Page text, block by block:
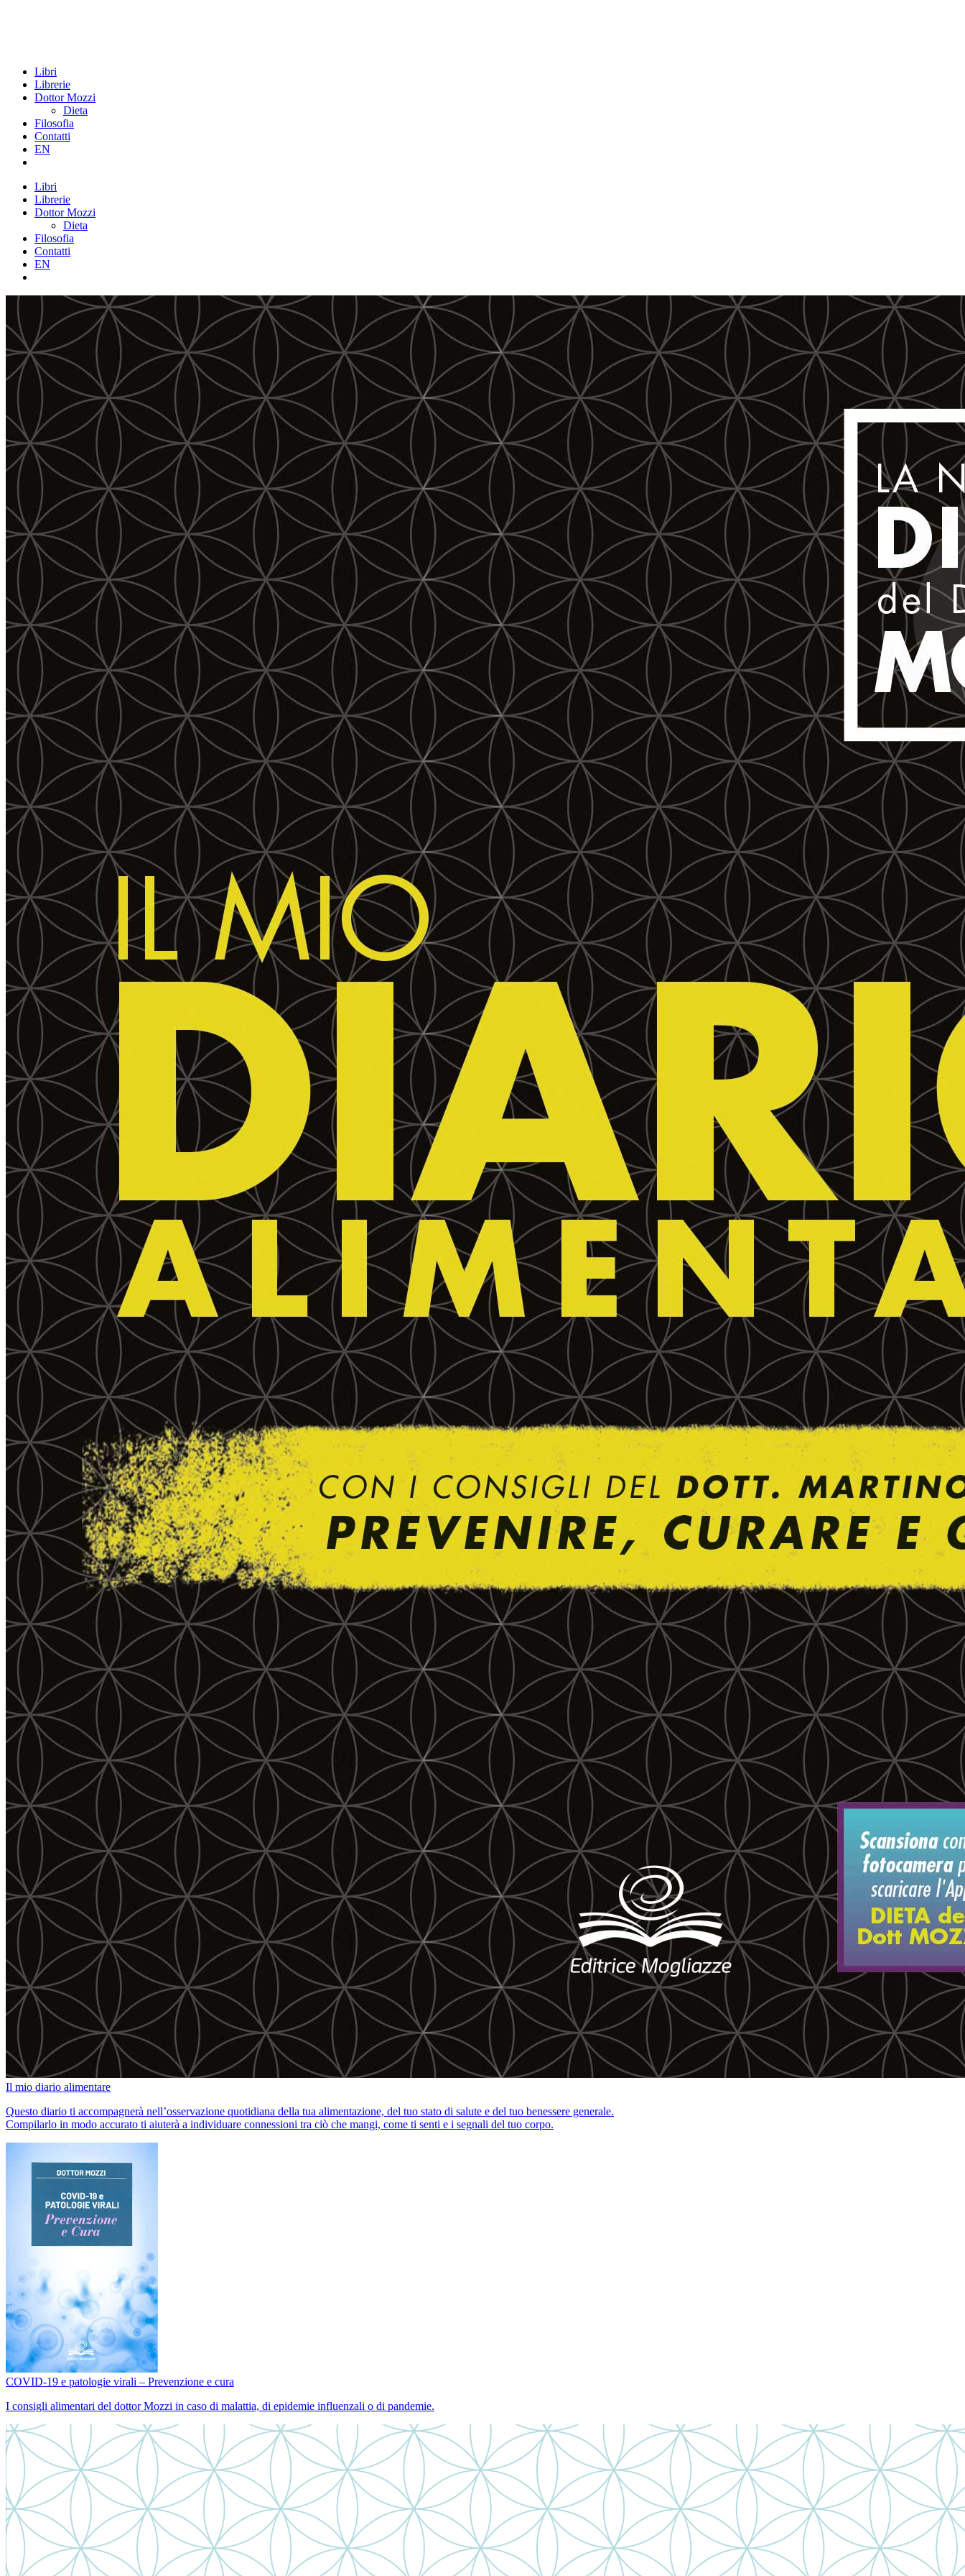
Libri
Librerie
Dottor Mozzi
Dieta
Filosofia
Contatti
EN
Libri
Librerie
Dottor Mozzi
Dieta
Filosofia
Contatti
EN
Il mio diario alimentare
Questo diario ti accompagnerà nell’osservazione quotidiana della tua alimentazione, del tuo stato di salute e del tuo benessere generale.
Compilarlo in modo accurato ti aiuterà a individuare connessioni tra ciò che mangi, come ti senti e i segnali del tuo corpo.
COVID-19 e patologie virali – Prevenzione e cura
I consigli alimentari del dottor Mozzi in caso di malattia, di epidemie influenzali o di pandemie.